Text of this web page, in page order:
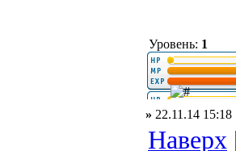
Уровень: 1
» 22.11.14 15:18
Наверх |